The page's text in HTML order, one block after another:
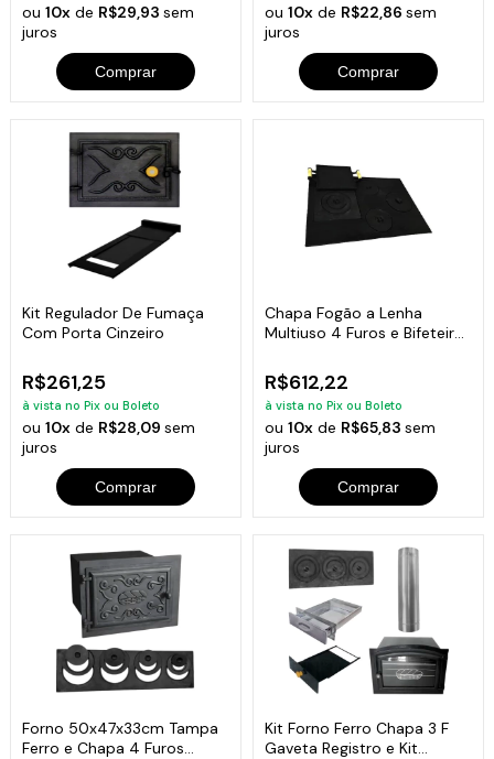
ou10x de R$29,93sem
juros
Comprar
ou 10xde R$22,86 sem
juros
Comprar
Kit Regulador De Fumaça
Com Porta Cinzeiro
R$261,25
à vista no Pix ou Boleto
ou10x de R$28,09sem
juros
Comprar
Chapa Fogão a Lenha
Multiuso 4 Furos e Bifeteira
R$612,22
à vista no Pix ou Boleto
ou 10xde R$65,83 sem
juros
Comprar
Forno 50x47x33cm Tampa
Ferro e Chapa 4 Furos
Kit Forno Ferro Chapa 3 F
Gaveta Registro e Kit